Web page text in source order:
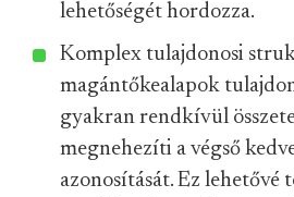
lehetőségét hordozza.
Komplex tulajdonosi
magántőkealapok
gyakran rendkívül
megnehezíti a végső
azonosítását. Ez lehetővé